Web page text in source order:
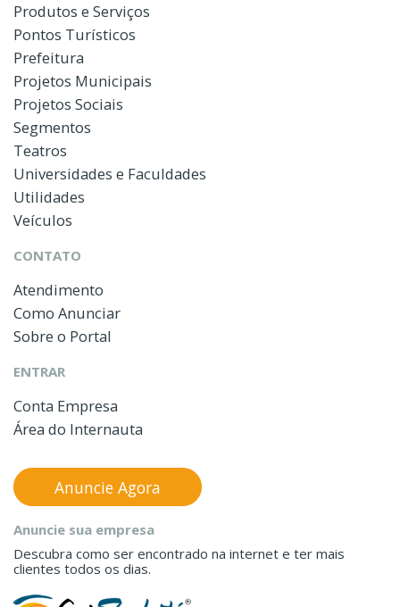
Produtos e Serviços
Pontos Turísticos
Prefeitura
Projetos Municipais
Projetos Sociais
Segmentos
Teatros
Universidades e Faculdades
Utilidades
Veículos
CONTATO
Atendimento
Como Anunciar
Sobre o Portal
ENTRAR
Conta Empresa
Área do Internauta
Anuncie sua empresa
Descubra como ser encontrado na internet e ter mais
clientes todos os dias.
Anuncie Agora